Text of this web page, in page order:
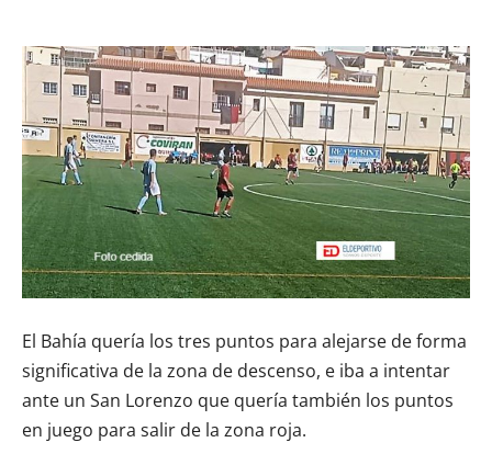
El Bahía quería los tres puntos para alejarse de forma
significativa de la zona de descenso, e iba a intentar
ante un San Lorenzo que quería también los puntos
en juego para salir de la zona roja.